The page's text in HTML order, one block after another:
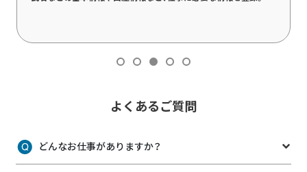
よくあるご質問
どんなお仕事がありますか？